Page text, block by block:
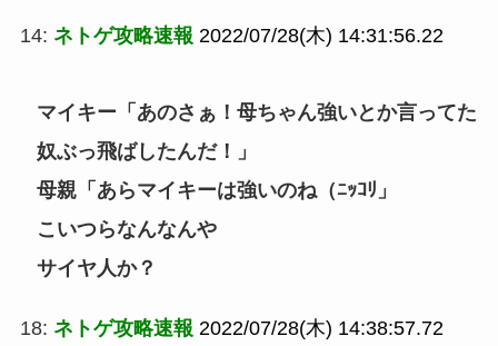
14: ネトゲ攻略速報 2022/07/28(木) 14:31:56.22
マイキー「あのさぁ！母ちゃん強いとか言ってた
奴ぶっ飛ばしたんだ！」
母親「あらマイキーは強いのね（ﾆｯｺﾘ」
こいつらなんなんや
サイヤ人か？
18: ネトゲ攻略速報 2022/07/28(木) 14:38:57.72